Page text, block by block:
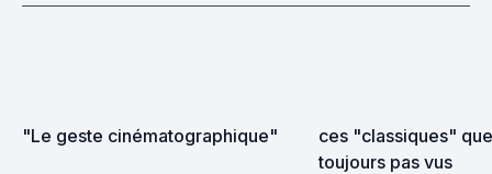
"Le geste cinématographique"
ces "classiques"
toujours pas vus